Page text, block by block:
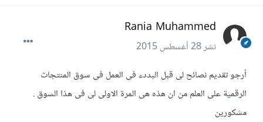
Rania Muhammed
نشر28 أغسطس 2015
أرجو تقديم نصائح لى قبل البددء فى العمل فى سوق المنتجات
الرقمية على العلم من ان هذه هى المرة الاولى لى فى هذا السوق .
مشكورين